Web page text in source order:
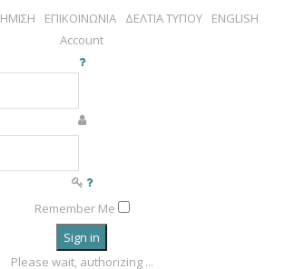
ΕΠΙΚΟΙΝΩΝΙΑ ΔΕΛΤΙΑ ΤΥΠΟΥ
ENGLISH
Account
Remember Me
Sign in
Please wait, authorizing ...